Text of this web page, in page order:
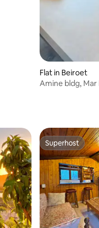
Flat in Beiroet
Amine bldg,
Superhost
Superhost